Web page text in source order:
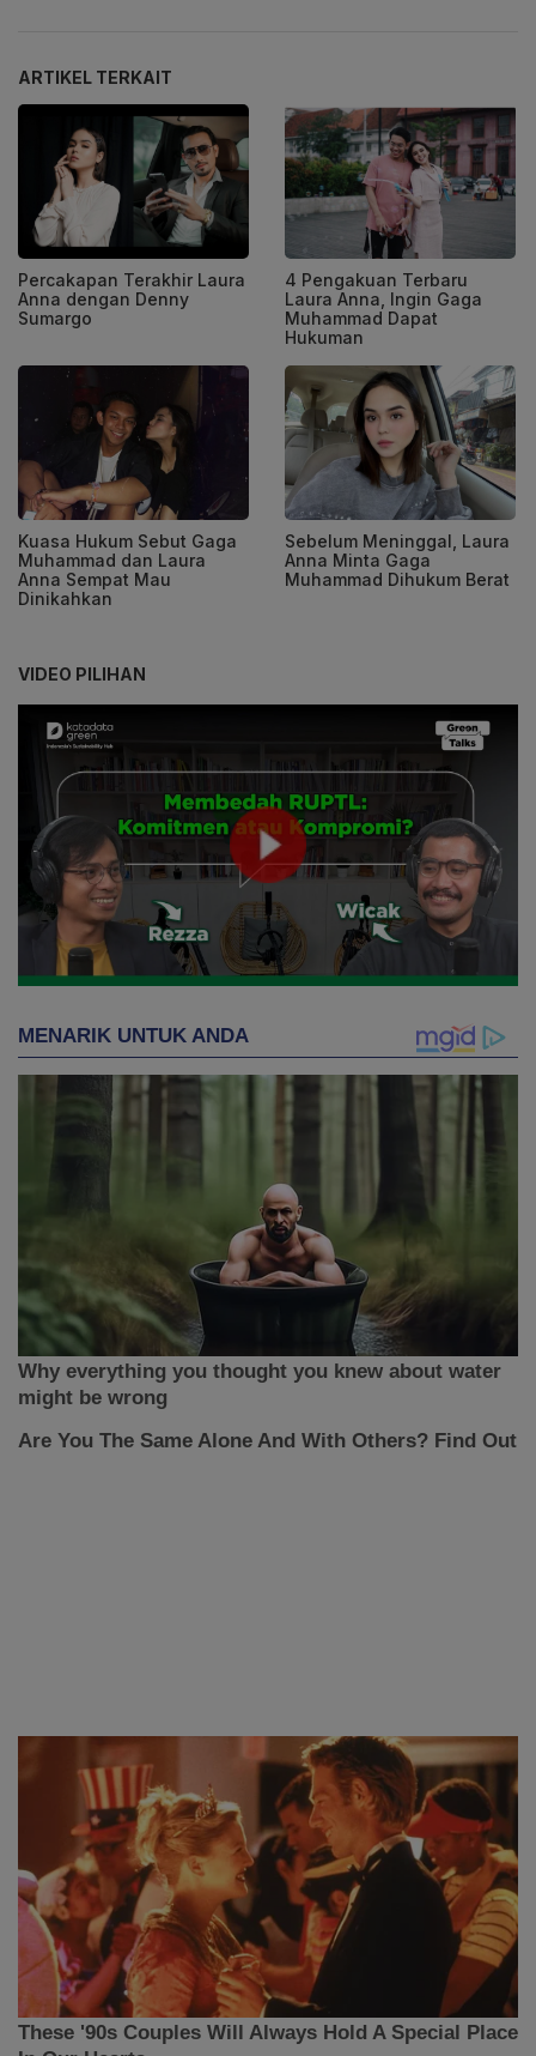
ARTIKEL TERKAIT
Percakapan Terakhir Laura
Anna dengan Denny
Sumargo
4 Pengakuan Terbaru
Laura Anna, Ingin Gaga
Muhammad Dapat
Hukuman
Kuasa Hukum Sebut Gaga
Muhammad dan Laura
Anna Sempat Mau
Dinikahkan
Sebelum Meninggal, Laura
Anna Minta Gaga
Muhammad Dihukum Berat
VIDEO PILIHAN